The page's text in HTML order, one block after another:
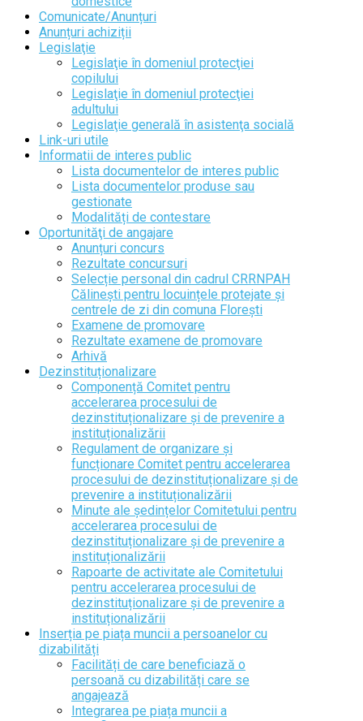
Comunicate/Anunțuri
Anunțuri achiziții
Legislaţie
Legislaţie în domeniul protecţiei
copilului
Legislaţie în domeniul protecţiei
adultului
Legislaţie generală în asistenţa socială
Link-uri utile
Informatii de interes public
Lista documentelor de interes public
Lista documentelor produse sau
gestionate
Modalități de contestare
Oportunităţi de angajare
Anunțuri concurs
Rezultate concursuri
Selecție personal din cadrul CRRNPAH
Călinești pentru locuințele protejate și
centrele de zi din comuna Florești
Examene de promovare
Rezultate examene de promovare
Arhivă
Dezinstituționalizare
Componență Comitet pentru
accelerarea procesului de
dezinstituționalizare și de prevenire a
instituționalizării
Regulament de organizare și
funcționare Comitet pentru accelerarea
procesului de dezinstituționalizare și de
prevenire a instituționalizării
Minute ale ședințelor Comitetului pentru
accelerarea procesului de
dezinstituționalizare și de prevenire a
instituționalizării
Rapoarte de activitate ale Comitetului
pentru accelerarea procesului de
dezinstituționalizare și de prevenire a
instituționalizării
Inserția pe piața muncii a persoanelor cu
dizabilități
Facilități de care beneficiază o
persoană cu dizabilități care se
angajează
Integrarea pe piața muncii a